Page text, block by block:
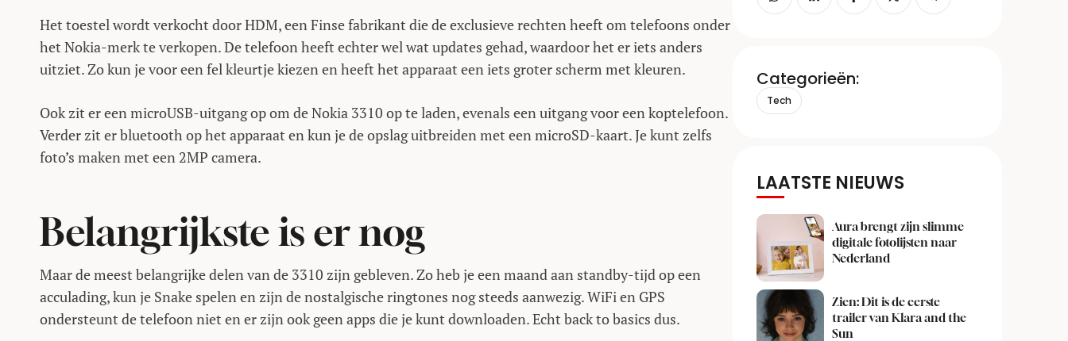
Het toestel wordt verkocht door HDM, een Finse fabrikant die de exclusieve rechten heeft om telefoons onder
het Nokia-merk te verkopen. De telefoon heeft echter wel wat updates gehad, waardoor het er iets anders
uitziet. Zo kun je voor een fel kleurtje kiezen en heeft het apparaat een iets groter scherm met kleuren.
Ook zit er een microUSB-uitgang op om de Nokia 3310 op te laden, evenals een uitgang voor een koptelefoon.
Verder zit er bluetooth op het apparaat en kun je de opslag uitbreiden met een microSD-kaart. Je kunt zelfs
foto’s maken met een 2MP camera.
Belangrijkste is er nog
Maar de meest belangrijke delen van de 3310 zijn gebleven. Zo heb je een maand aan standby-tijd op een
acculading, kun je Snake spelen en zijn de nostalgische ringtones nog steeds aanwezig. WiFi en GPS
ondersteunt de telefoon niet en er zijn ook geen apps die je kunt downloaden. Echt back to basics dus.
Categorieën:
Tech
LAATSTE NIEUWS
Aura brengt zijn slimme
digitale fotolijsten naar
Nederland
Zien: Dit is de eerste
trailer van Klara and the
Sun